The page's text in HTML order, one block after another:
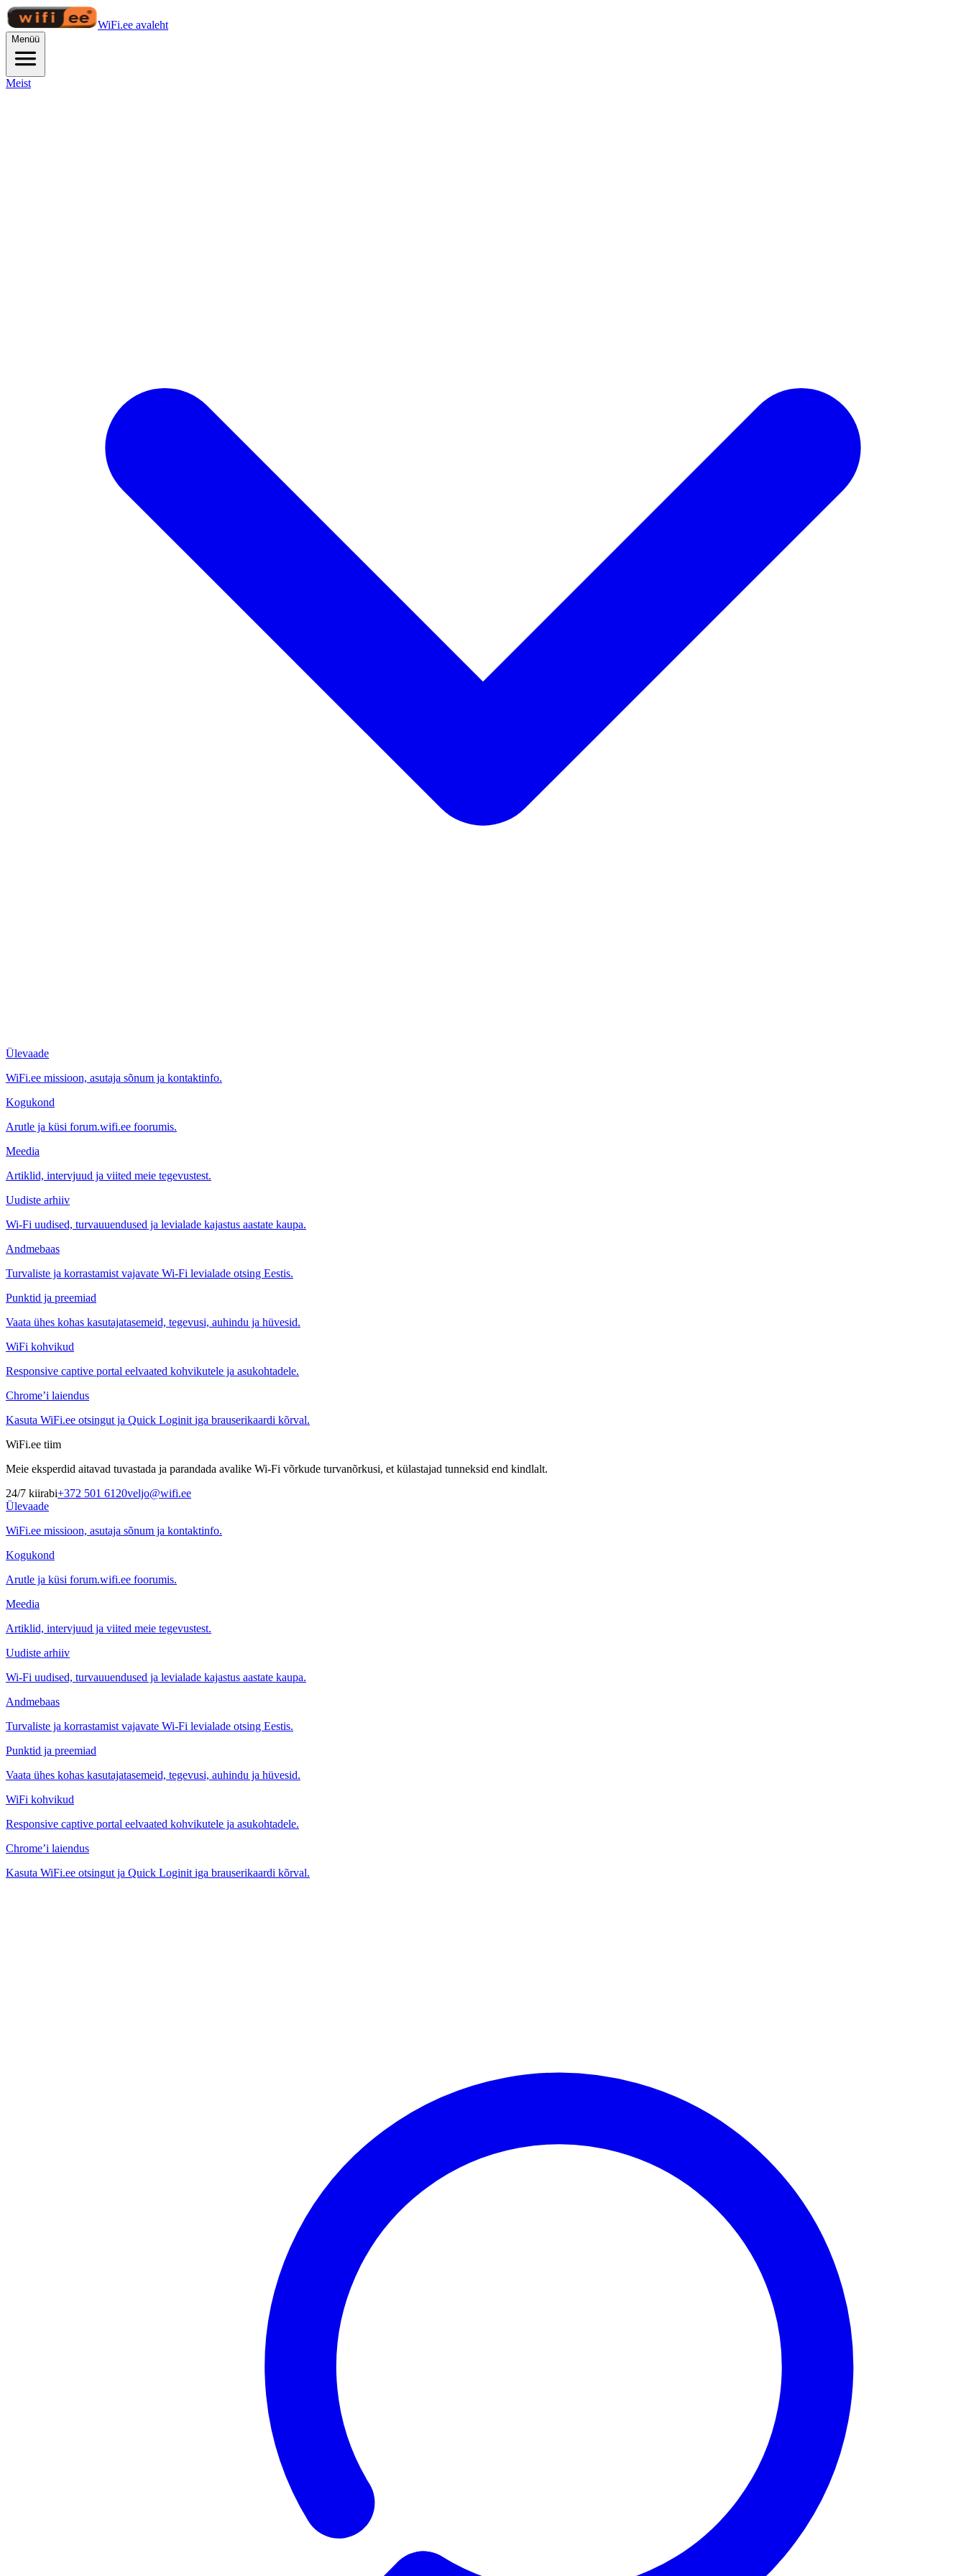
WiFi.ee avaleht
Menüü
Meist
Ülevaade
WiFi.ee missioon, asutaja sõnum ja kontaktinfo.
Kogukond
Arutle ja küsi forum.wifi.ee foorumis.
Meedia
Artiklid, intervjuud ja viited meie tegevustest.
Uudiste arhiiv
Wi-Fi uudised, turvauuendused ja levialade kajastus aastate kaupa.
Andmebaas
Turvaliste ja korrastamist vajavate Wi-Fi levialade otsing Eestis.
Punktid ja preemiad
Vaata ühes kohas kasutajatasemeid, tegevusi, auhindu ja hüvesid.
WiFi kohvikud
Responsive captive portal eelvaated kohvikutele ja asukohtadele.
Chrome’i laiendus
Kasuta WiFi.ee otsingut ja Quick Loginit iga brauserikaardi kõrval.
WiFi.ee tiim
Meie eksperdid aitavad tuvastada ja parandada avalike Wi-Fi võrkude turvanõrkusi, et külastajad tunneksid end kindlalt.
24/7 kiirabi+372 501 6120veljo@wifi.ee
Ülevaade
WiFi.ee missioon, asutaja sõnum ja kontaktinfo.
Kogukond
Arutle ja küsi forum.wifi.ee foorumis.
Meedia
Artiklid, intervjuud ja viited meie tegevustest.
Uudiste arhiiv
Wi-Fi uudised, turvauuendused ja levialade kajastus aastate kaupa.
Andmebaas
Turvaliste ja korrastamist vajavate Wi-Fi levialade otsing Eestis.
Punktid ja preemiad
Vaata ühes kohas kasutajatasemeid, tegevusi, auhindu ja hüvesid.
WiFi kohvikud
Responsive captive portal eelvaated kohvikutele ja asukohtadele.
Chrome’i laiendus
Kasuta WiFi.ee otsingut ja Quick Loginit iga brauserikaardi kõrval.